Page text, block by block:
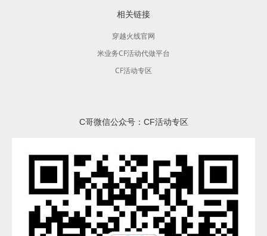
相关链接
穿越火线官网
米业务CF活动代做平台
CF活动专区
C哥微信公众号：CF活动专区